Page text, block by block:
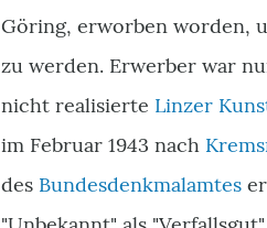
Göring, erworben worden,
zu werden. Erwerber war
nicht realisierte Linzer
im Februar 1943 nach
des Bundesdenkmalamtes